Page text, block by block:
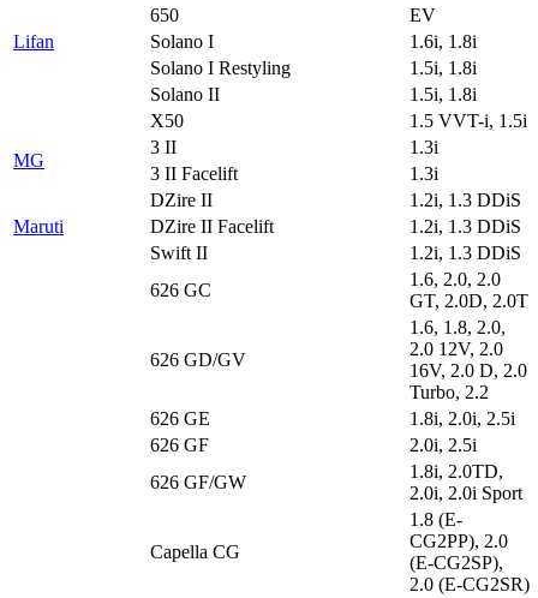
Lifan
650
EV
Solano I
1.6i, 1.8i
Solano I Restyling
1.5i, 1.8i
Solano II
1.5i, 1.8i
X50
1.5 VVT-i, 1.5i
MG
3 II
1.3i
3 II Facelift
1.3i
Maruti
DZire II
1.2i, 1.3 DDiS
DZire II Facelift
1.2i, 1.3 DDiS
Swift II
1.2i, 1.3 DDiS
626 GC
1.6, 2.0, 2.0
GT, 2.0D, 2.0T
626 GD/GV
1.6, 1.8, 2.0,
2.0 12V, 2.0
16V, 2.0 D, 2.0
Turbo, 2.2
626 GE
1.8i, 2.0i, 2.5i
626 GF
2.0i, 2.5i
626 GF/GW
1.8i, 2.0TD,
2.0i, 2.0i Sport
Capella CG
1.8 (E-
CG2PP), 2.0
(E-CG2SP),
2.0 (E-CG2SR)